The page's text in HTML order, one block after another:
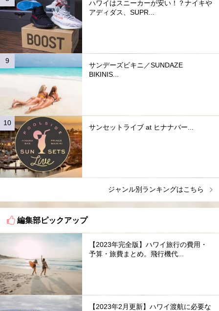
ハワイはスニーカーが安い！？ナイキや
アディダス、SUPR...
サンデーズビキニ／SUNDAZE
BIKINIS...
サンセットライブ at ヒナナバー...
ジャンル別ランキングはこちら
編集部ピックアップ
【2023年完全版】ハワイ旅行の費用・
予算・旅費まとめ。飛行機代...
【2023年2月更新】ハワイ渡航に必要な